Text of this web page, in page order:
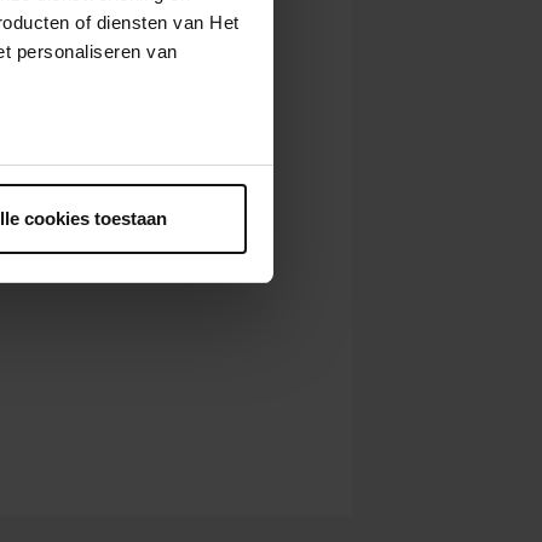
of diensten van Het
personaliseren van
cookies toestaan